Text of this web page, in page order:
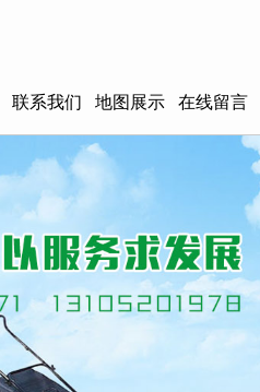
联系我们 地图展示 在线留言